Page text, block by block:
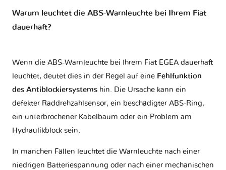
Warum leuchtet die ABS-Warnleuchte bei Ihrem Fiat
dauerhaft?
Wenn die ABS-Warnleuchte bei Ihrem Fiat EGEA dauerhaft
leuchtet, deutet dies in der Regel auf eine Fehlfunktion
des Antiblockiersystems hin. Die Ursache kann ein
defekter Raddrehzahlsensor, ein beschädigter ABS-Ring,
ein unterbrochener Kabelbaum oder ein Problem am
Hydraulikblock sein.
In manchen Fällen leuchtet die Warnleuchte nach einer
niedrigen Batteriespannung oder nach einer mechanischen